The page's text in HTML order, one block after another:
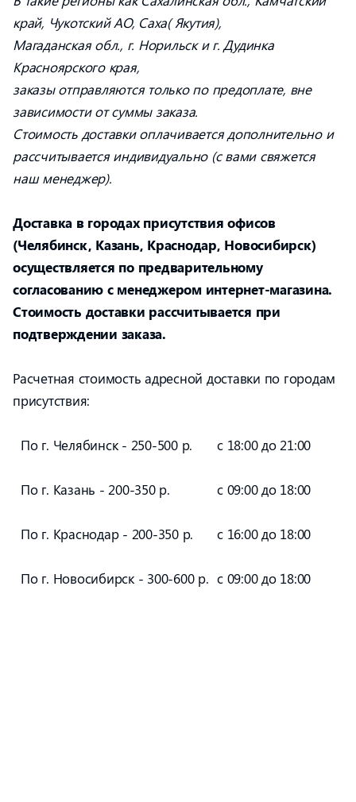
край, Чукотский АО, Саха( Якутия),
Магаданская обл., г. Норильск и г. Дудинка
Красноярского края,
заказы отправляются только по предоплате, вне
зависимости от суммы заказа.
Стоимость доставки оплачивается дополнительно и
рассчитывается индивидуально (с вами свяжется
наш менеджер).
Доставка в городах присутствия офисов
(Челябинск, Казань, Краснодар, Новосибирск)
осуществляется по предварительному
согласованию с менеджером интернет-магазина.
Стоимость доставки рассчитывается при
подтверждении заказа.
Расчетная стоимость адресной доставки по городам
присутствия:
По г. Челябинск - 250-500 р. с 18:00 до 21:00
По г. Казань - 200-350 р. с 09:00 до 18:00
По г. Краснодар - 200-350 р. с 16:00 до 18:00
По г. Новосибирск - 300-600 р. с 09:00 до 18:00